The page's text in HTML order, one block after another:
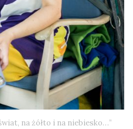
na żółto i na niebiesko…”